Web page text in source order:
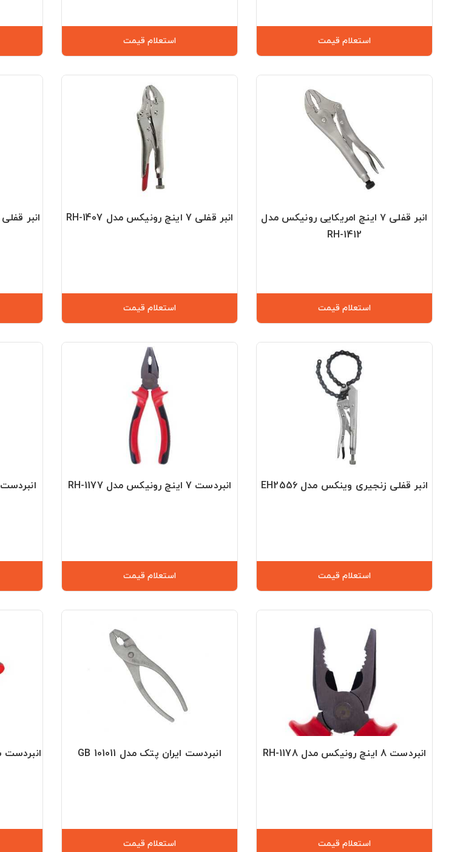
استعلام قیمت استعلام قیمت
انبر قفلی ۷ اینچ امریکایی رونیکس مدل
RH-1412
استعلام قیمت
انبر قفلی 7 اینچ رونیکس مدل RH-1407
استعلام قیمت
انبر قفلی C شکل ایران پتک مدل HE-1110
انبر قفلی زنجیری وینکس مدل EH2556
استعلام قیمت
انبردست 7 اینچ رونیکس مدل RH-1177
استعلام قیمت
انبردست ۸ اینچ توسن مدل T5013-8D
انبردست 8 اینچ رونیکس مدل RH-1178
استعلام قیمت
انبردست ایران پتک مدل GB 101011
استعلام قیمت